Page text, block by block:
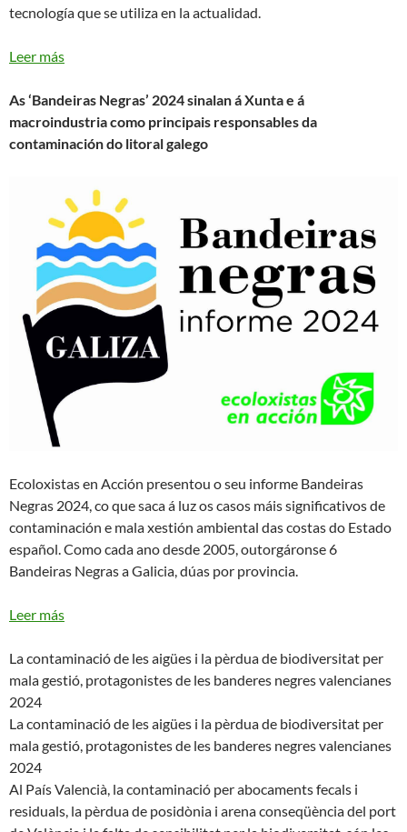
tecnología que se utiliza en la actualidad.
Leer más
As ‘Bandeiras Negras’ 2024 sinalan á Xunta e á
macroindustria como principais responsables da
contaminación do litoral galego
Ecoloxistas en Acción presentou o seu informe Bandeiras
Negras 2024, co que saca á luz os casos máis significativos de
contaminación e mala xestión ambiental das costas do Estado
español. Como cada ano desde 2005, outorgáronse 6
Bandeiras Negras a Galicia, dúas por provincia.
Leer más
La contaminació de les aigües i la pèrdua de biodiversitat per
mala gestió, protagonistes de les banderes negres valencianes
2024
La contaminació de les aigües i la pèrdua de biodiversitat per
mala gestió, protagonistes de les banderes negres valencianes
2024
Al País Valencià, la contaminació per abocaments fecals i
residuals, la pèrdua de posidònia i arena conseqüència del port